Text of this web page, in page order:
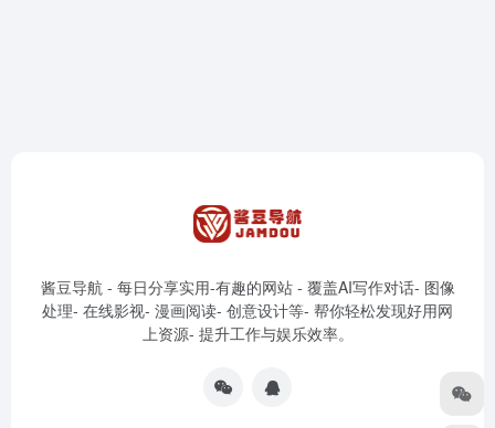
酱豆导航 - 每日分享实用-有趣的网站 - 覆盖AI写作对话- 图像
处理- 在线影视- 漫画阅读- 创意设计等- 帮你轻松发现好用网
上资源- 提升工作与娱乐效率。